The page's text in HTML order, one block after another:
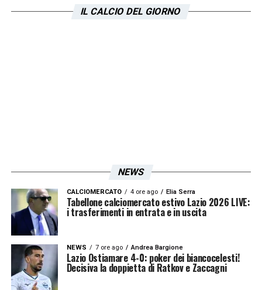
confermato lo stesso undici sceso in campo
LA PLAYLIST DELLE NOSTRE TOP NEWS
IL CALCIO DEL GIORNO
NEWS
CALCIOMERCATO 4 ore ago Elia Serra
Tabellone calciomercato estivo Lazio 2026 LIVE:
i trasferimenti in entrata e in uscita
NEWS 7 ore ago Andrea Bargione
Lazio Ostiamare 4-0: poker dei biancocelesti!
Decisiva la doppietta di Ratkov e Zaccagni